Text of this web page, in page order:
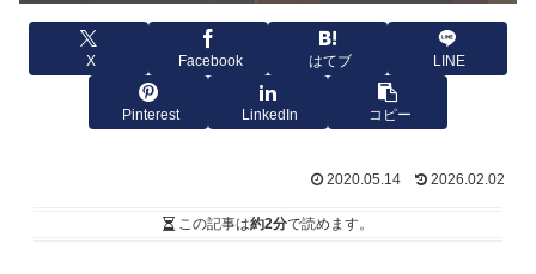
X Facebook はてブ LINE
Pinterest LinkedIn コピー
2020.05.14 2026.02.02
この記事は約2分で読めます。